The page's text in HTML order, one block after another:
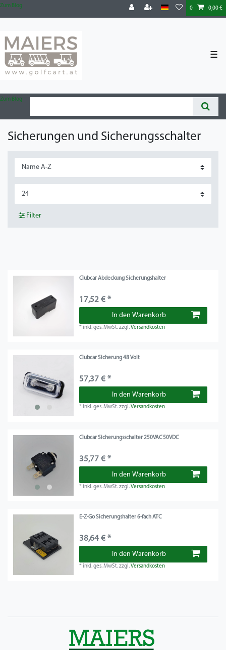
Zum Blog 0 0,00 €
☰
Zum Blog
Sicherungen und Sicherungsschalter
Filter
Clubcar Abdeckung Sicherungshalter
17,52 € *
In den Warenkorb
*inkl. ges. MwSt.zzgl.Versandkosten
Clubcar Sicherung 48 Volt
57,37 € *
In den Warenkorb
*inkl. ges. MwSt.zzgl.Versandkosten
Clubcar Sicherungsschalter 250VAC 50VDC
35,77 € *
In den Warenkorb
*inkl. ges. MwSt.zzgl.Versandkosten
E-Z-Go Sicherungshalter 6-fach ATC
38,64 € *
In den Warenkorb
*inkl. ges. MwSt.zzgl.Versandkosten